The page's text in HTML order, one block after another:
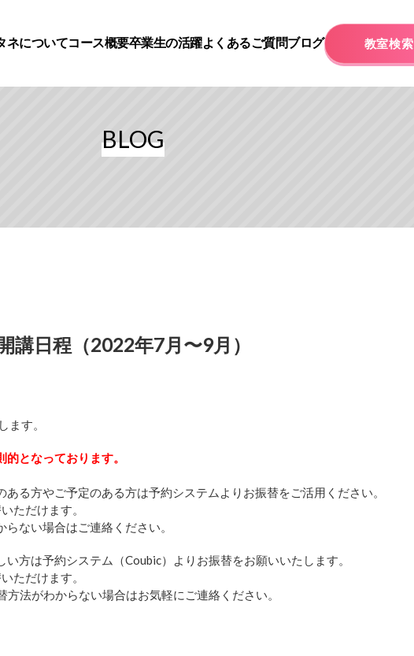
ネについてコース概要卒業生の活躍よくあるご質問ブログ 教室検索
BLOG
講日程（2022年7月〜9月）
ます。
となっております。
ある方やご予定のある方は予約システムよりお振替をご活用ください。
ただけます。
らない場合はご連絡ください。
方は予約システム（Coubic）よりお振替をお願いいたします。
ただけます。
方法がわからない場合はお気軽にご連絡ください。